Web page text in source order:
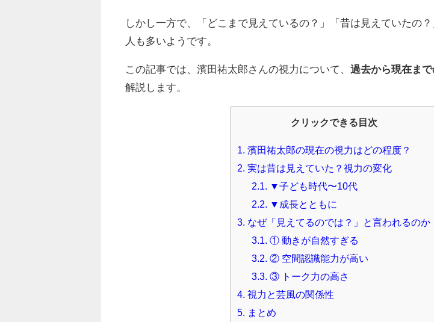
しかし一方で、「どこまで見えているの？」「昔は見えていたの
人も多いようです。
この記事では、濱田祐太郎さんの視力について、 過去から現在ま
解説します。
クリックできる目次
1.
濱田祐太郎の現在の視力はどの程度？
2. 実は昔は見えていた？視力の変化
2.1.
▼子ども時代〜10代
2.2.
▼成長とともに
3. なぜ「見えてるのでは？」と言われるのか
3.1.
① 動きが自然すぎる
3.2. ② 空間認識能力が高い
3.3. ③ トーク力の高さ
4. 視力と芸風の関係性
5.
まとめ